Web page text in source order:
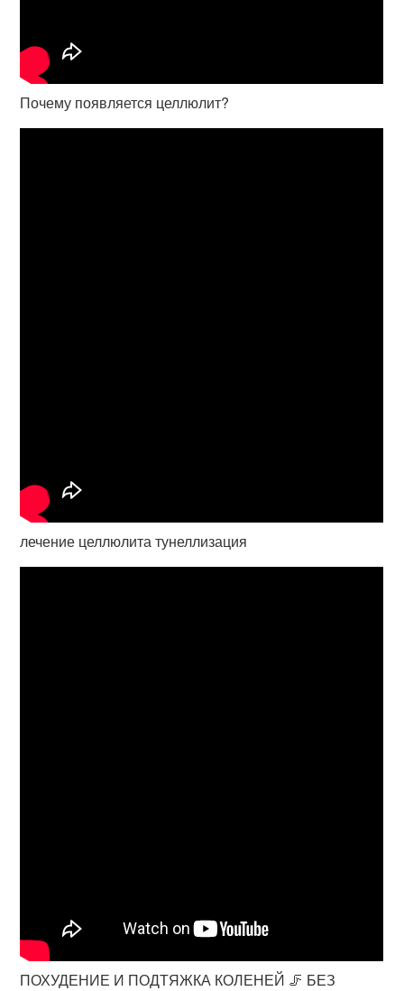
Почему появляется целлюлит?
лечение целлюлита тунеллизация
ПОХУДЕНИЕ И ПОДТЯЖКА КОЛЕНЕЙ 🦵 БЕЗ